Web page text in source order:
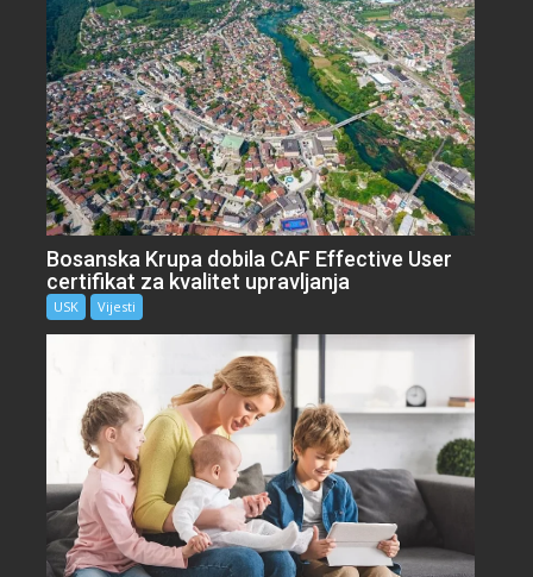
Bosanska Krupa dobila CAF Effective User
certifikat za kvalitet upravljanja
USK Vijesti